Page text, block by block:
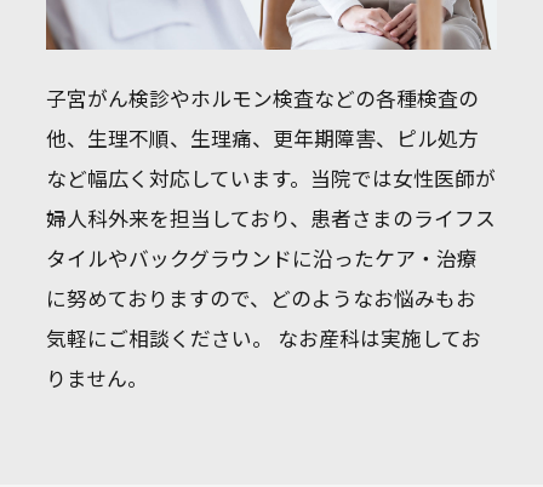
眼科
睡眠時無呼吸症候群（SAS）
海外派遣労働者の健康診断
住民健診
特定健康診断・特定保健指導
抗加齢ドック
受診にあたっての注意事項
アフターフォロー
よくあるご質問（健診）
アク
セス
〒106-6106東京都港区六本木6-10-1
Google Map
子宮がん検診やホルモン検査などの各種検査の
他、生理不順、生理痛、更年期障害、ピル処方
など幅広く対応しています。当院では女性医師が
婦人科外来を担当しており、患者さまのライフス
タイルやバックグラウンドに沿ったケア・治療
に努めておりますので、どのようなお悩みもお
気軽にご相談ください。 なお産科は実施してお
りません。